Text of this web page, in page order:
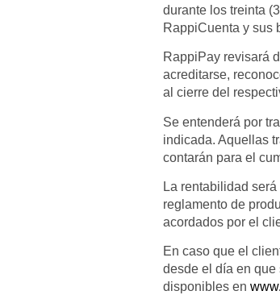
durante los treinta
RappiCuenta y sus
RappiPay revisará
acreditarse,
al cierre del
Se entenderá por
indicada. Aquellas
contarán para el
La rentabilidad
reglamento de
acordados por el
En caso que el
desde el día en que
disponibles en